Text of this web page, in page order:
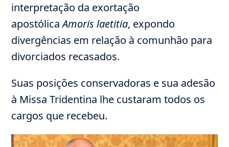
interpretação da exortação
apostólicaAmoris laetitia, expondo
divergências em relação à comunhão para
divorciados recasados.
Suas posições conservadoras e sua adesão
à Missa Tridentina lhe custaram todos os
cargos que recebeu.